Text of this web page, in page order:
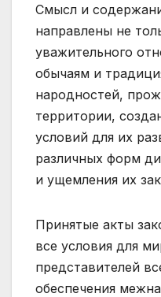
Смысл и
направлены не
уважительного
обычаям и
народностей,
территории,
условий для их
различных форм
и ущемления их
Принятые акты
все условия для
представителей
обеспечения